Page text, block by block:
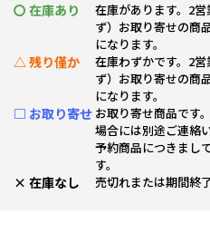
〇 在庫あり
在庫があります。2
ず）お取り寄せの商
になります。
△ 残り僅か
在庫わずかです。2
ず）お取り寄せの商
になります。
□ お取り寄せ お取り寄せ商品です
場合には別途ご連絡
予約商品につきまし
す。
× 在庫なし 売切れまたは期間終